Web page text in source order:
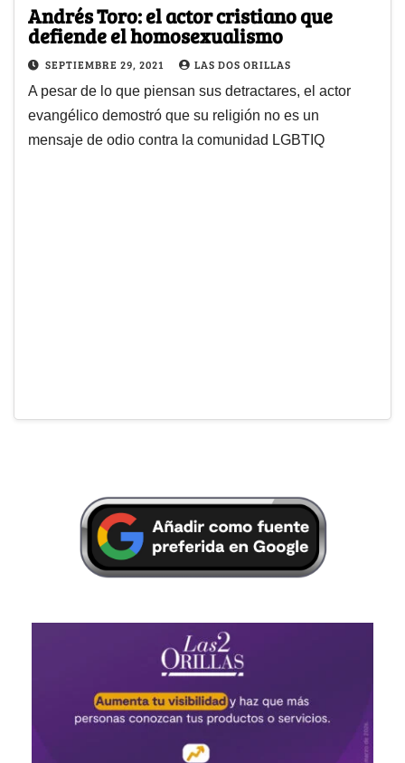
Andrés Toro: el actor cristiano que
defiende el homosexualismo
SEPTIEMBRE 29, 2021 LAS DOS ORILLAS
A pesar de lo que piensan sus detractares, el actor
evangélico demostró que su religión no es un
mensaje de odio contra la comunidad LGBTIQ